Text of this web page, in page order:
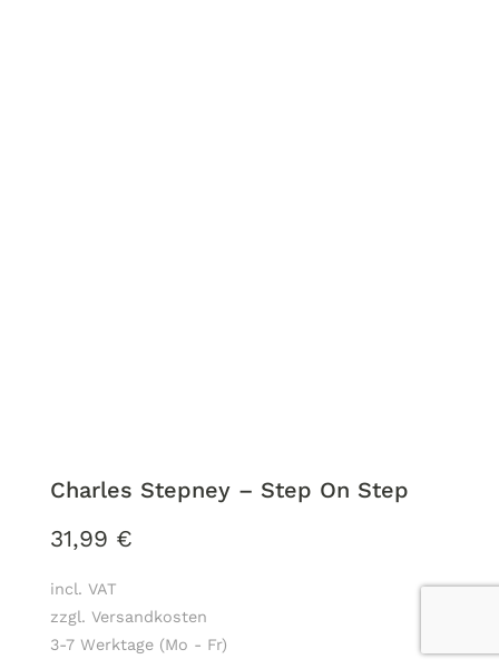
Charles Stepney – Step On Step
31,99 €
incl. VAT
zzgl. Versandkosten
3-7 Werktage (Mo - Fr)